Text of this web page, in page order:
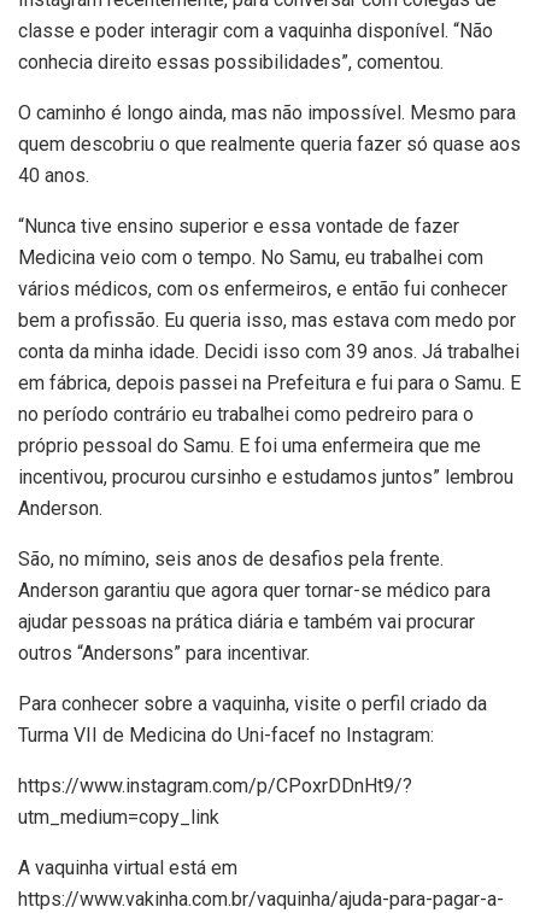
classe e poder interagir com a vaquinha disponível. “Não
conhecia direito essas possibilidades”, comentou.
O caminho é longo ainda, mas não impossível. Mesmo para
quem descobriu o que realmente queria fazer só quase aos
40 anos.
“Nunca tive ensino superior e essa vontade de fazer
Medicina veio com o tempo. No Samu, eu trabalhei com
vários médicos, com os enfermeiros, e então fui conhecer
bem a profissão. Eu queria isso, mas estava com medo por
conta da minha idade. Decidi isso com 39 anos. Já trabalhei
em fábrica, depois passei na Prefeitura e fui para o Samu. E
no período contrário eu trabalhei como pedreiro para o
próprio pessoal do Samu. E foi uma enfermeira que me
incentivou, procurou cursinho e estudamos juntos” lembrou
Anderson.
São, no mímino, seis anos de desafios pela frente.
Anderson garantiu que agora quer tornar-se médico para
ajudar pessoas na prática diária e também vai procurar
outros “Andersons” para incentivar.
Para conhecer sobre a vaquinha, visite o perfil criado da
Turma VII de Medicina do Uni-facef no Instagram:
https://www.instagram.com/p/CPoxrDDnHt9/?
utm_medium=copy_link
A vaquinha virtual está em
https://www.vakinha.com.br/vaquinha/ajuda-para-pagar-a-